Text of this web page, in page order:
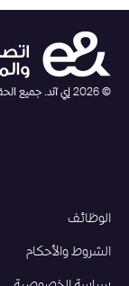
©
2026 إي آند. جميع
الوظائف
الشروط والأحكام